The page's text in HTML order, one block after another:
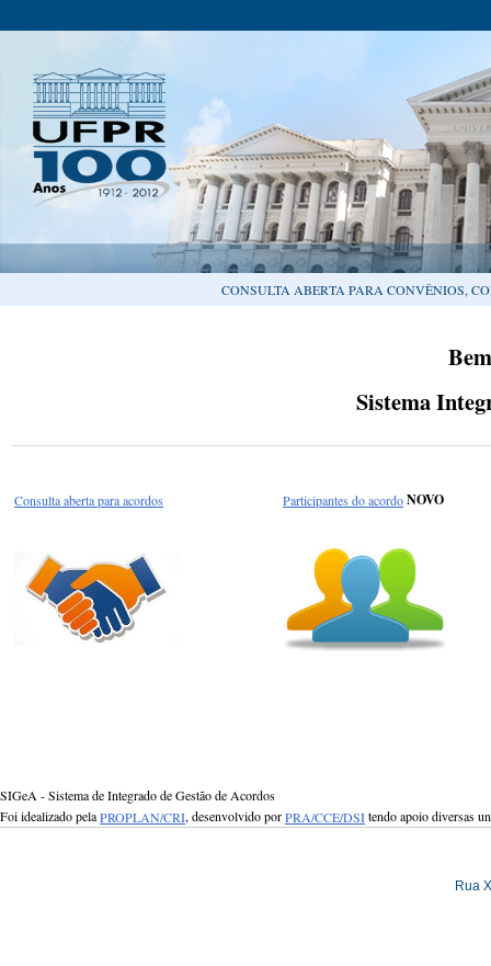
CONSULTA ABERTA PARA CONVÊNIOS,
Sistema
Consulta aberta para acordos Participantes do acordoNOVO
SIGeA - Sistema de Integrado de Gestão de Acordos
Foi idealizado pelaPROPLAN/CRI, desenvolvido porPRA/CCE/DSItendo apoio diversas
Rua